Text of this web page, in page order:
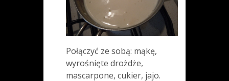
Połączyć ze sobą: mąkę,
wyrośnięte drożdże,
mascarpone, cukier, jajo.